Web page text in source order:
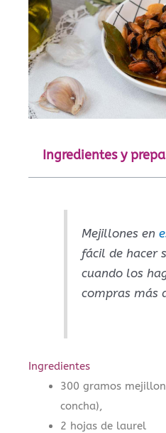
Ingredientes y
Mejillones en
fácil de hacer
cuando los
compras más
Ingredientes
300 gramos
concha),
2 hojas de laurel